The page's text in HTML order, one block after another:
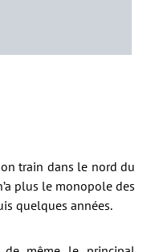
train dans le nord du
plus le monopole des
quelques années.